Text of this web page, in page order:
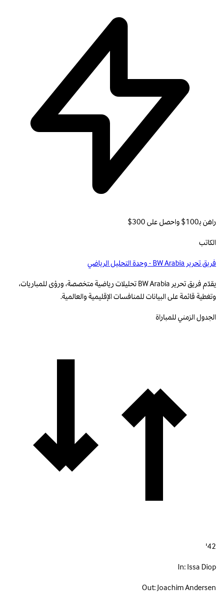
راهن بـ100$ واحصل على 300$
الكاتب
فريق تحرير BW Arabia - وحدة التحليل الرياضي
يقدّم فريق تحرير BW Arabia تحليلات رياضية متخصصة، ورؤى للمباريات،
وتغطية قائمة على البيانات للمنافسات الإقليمية والعالمية.
الجدول الزمني للمباراة
42'
In:Issa Diop
Out:Joachim Andersen